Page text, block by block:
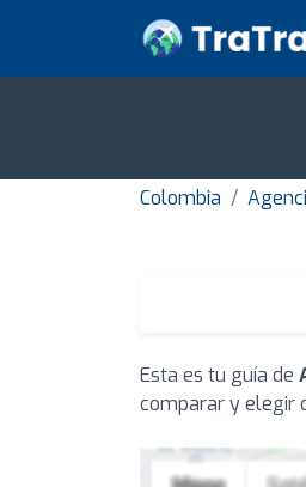
Colombia
Esta es tu guía de
comparar y elegir